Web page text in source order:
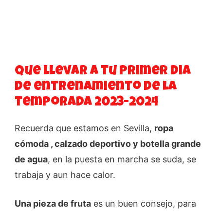
Que llevar a tu primer dia
de entrenamiento de la
temporada 2023-2024
Recuerda que estamos en Sevilla, ropa
cómoda , calzado deportivo y botella grande
de agua, en la puesta en marcha se suda, se
trabaja y aun hace calor.
Una pieza de fruta es un buen consejo, para